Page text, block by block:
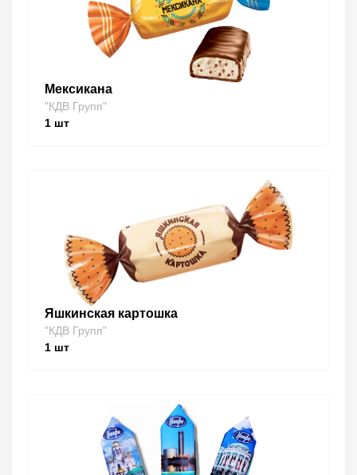
Мексикана
"КДВ Групп"
1 шт
Яшкинская картошка
"КДВ Групп"
1 шт